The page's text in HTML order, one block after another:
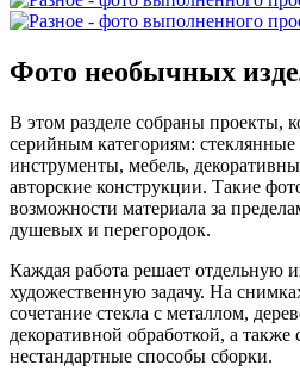
Фото необычных
В этом разделе собраны проекты,
серийным категориям:
инструменты, мебель,
авторские конструкции. Такие
возможности материала за
душевых и перегородок.
Каждая работа решает отдельную
художественную задачу. На
сочетание стекла с металлом,
декоративной обработкой, а
нестандартные способы сборки.